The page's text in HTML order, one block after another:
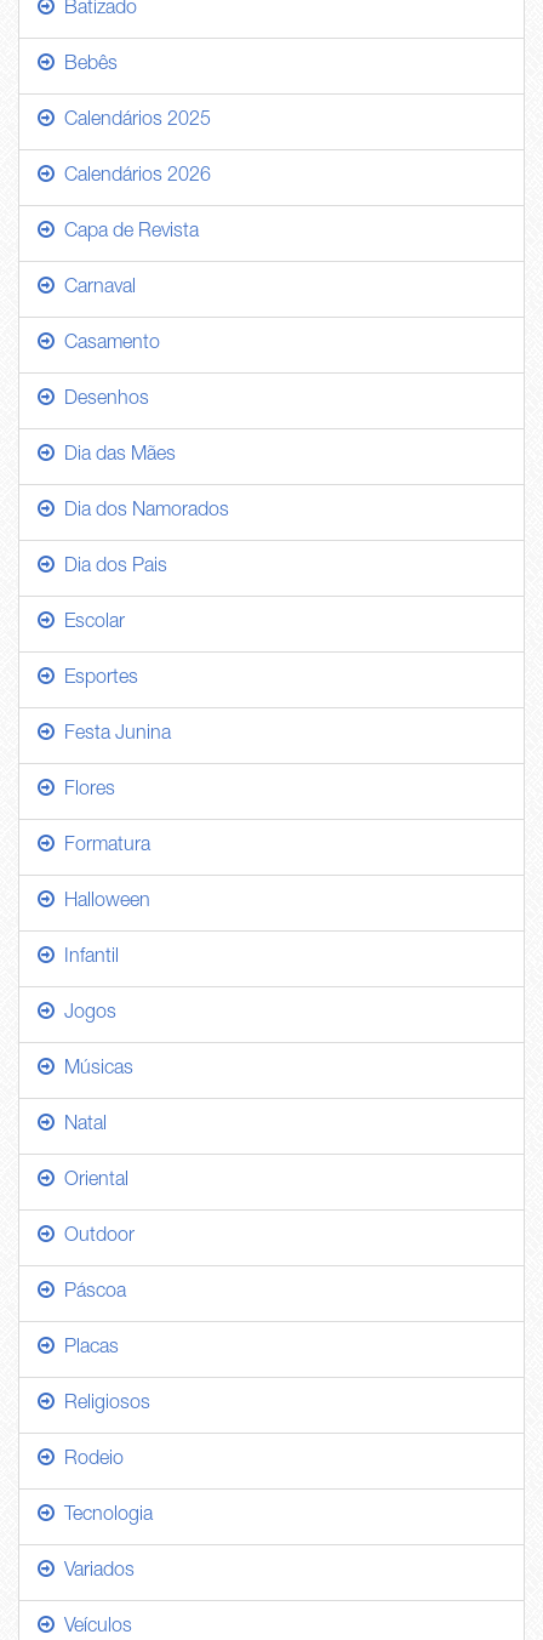
Batizado
Bebês
Calendários 2025
Calendários 2026
Capa de Revista
Carnaval
Casamento
Desenhos
Dia das Mães
Dia dos Namorados
Dia dos Pais
Escolar
Esportes
Festa Junina
Flores
Formatura
Halloween
Infantil
Jogos
Músicas
Natal
Oriental
Outdoor
Páscoa
Placas
Religiosos
Rodeio
Tecnologia
Variados
Veículos